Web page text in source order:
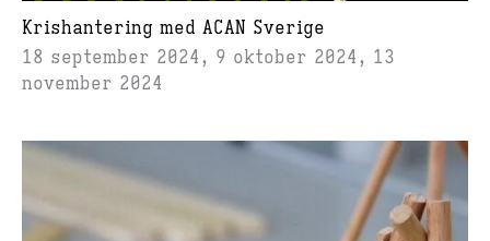
Krishantering med ACAN Sverige
18 september 2024, 9 oktober 2024, 13
november 2024